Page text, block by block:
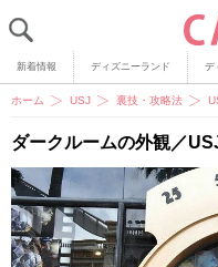
新着情報 ディズニーランド デ
ホーム USJ 裏技・攻略法
ダークルームの外観／